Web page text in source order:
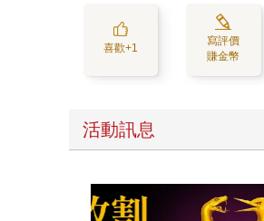
喜歡+1
寫評價
賺金幣
活動訊息
高功能倖存者：如果不「